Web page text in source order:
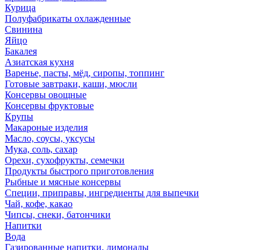
Курица
Полуфабрикаты охлажденные
Свинина
Яйцо
Бакалея
Азиатская кухня
Варенье, пасты, мёд, сиропы, топпинг
Готовые завтраки, каши, мюсли
Консервы овощные
Консервы фруктовые
Крупы
Макароные изделия
Масло, соусы, уксусы
Мука, соль, сахар
Орехи, сухофрукты, семечки
Продукты быстрого приготовления
Рыбные и мясные консервы
Специи, приправы, ингредиенты для выпечки
Чай, кофе, какао
Чипсы, снеки, батончики
Напитки
Вода
Газированные напитки, лимонады